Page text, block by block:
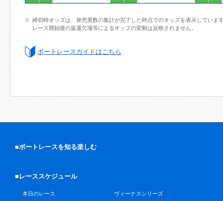
締切時オッズは、発売票数の集計が完了した時点でのオッズを表示していま
レース開始後の返還欠場等によるオッズの変動は反映されません。
ボートレースガイドはこちら
■ボートレースを知る楽しむ
■レーススケジュール
本日のレース ヴィーナスシリーズ